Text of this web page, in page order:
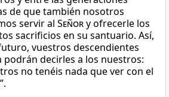
de que también nosotros
servir al Señory ofrecerle los
sacrificios en su santuario. Así,
vuestros descendientes
podrán decirles a los nuestros:
no tenéis nada que ver con el
”.